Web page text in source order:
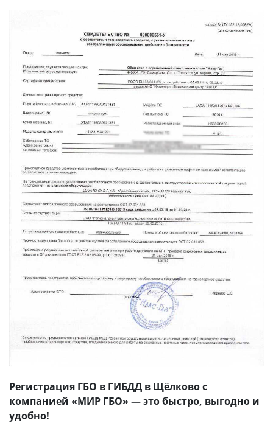
Регистрация ГБО в ГИБДД в Щёлково с
компанией «МИР ГБО» — это быстро, выгодно и
удобно!